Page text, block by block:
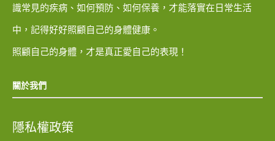
識常見的疾病、如何預防、如何保養，才能落實在日常生活
中，記得好好照顧自己的身體健康。
照顧自己的身體，才是真正愛自己的表現！
關於我們
隱私權政策